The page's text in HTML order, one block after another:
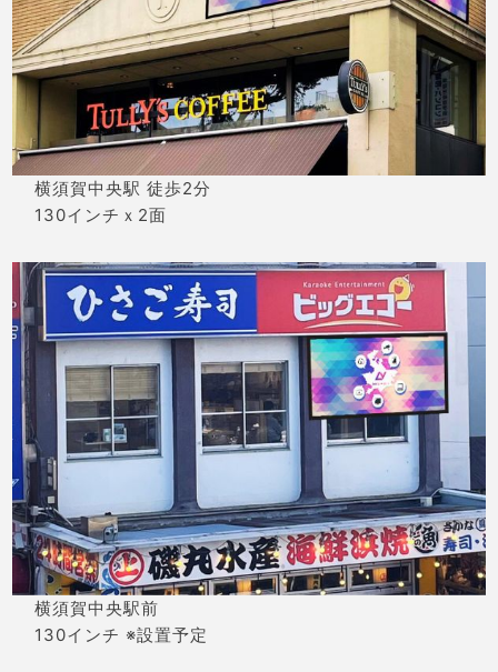
横須賀中央駅 徒歩2分
130インチｘ2面
横須賀中央駅前
130インチ ※設置予定